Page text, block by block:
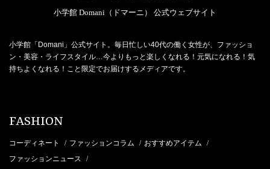
小学館 Domani（ドマーニ） 公式ウェブサイト
小学館「Domani」公式サイト。毎日忙しい40代の働く女性が、ファッショ
ン・美容・ライフスタイル…今よりもっと楽しくなれる！元気になれる！気
持ちよくなれる！こと限定でお届けするメディアです。
FASHION
コーディネート / ファッションコラム / おすすめアイテム /
ファッションニュース /